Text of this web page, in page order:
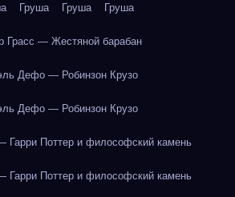
Груша Груша Груша
Грасс — Жестяной барабан
Дефо — Робинзон Крузо
Дефо — Робинзон Крузо
Гарри Поттер и философский камень
Гарри Поттер и философский камень